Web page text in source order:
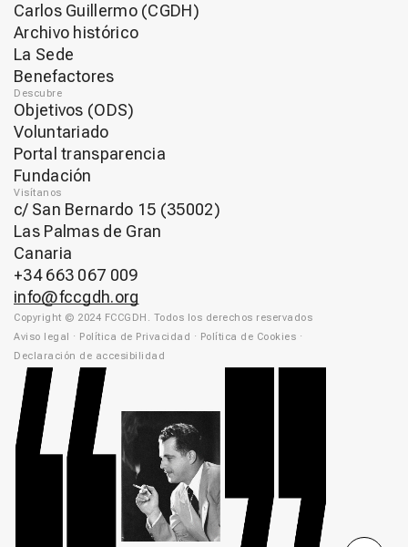
Carlos Guillermo (CGDH)
Archivo histórico
La Sede
Benefactores
Descubre
Objetivos (ODS)
Voluntariado
Portal transparencia
Fundación
Visítanos
c/ San Bernardo 15 (35002)
Las Palmas de Gran
Canaria
+34 663 067 009
info@fccgdh.org
Copyright © 2024 FCCGDH. Todos los derechos reservados
Aviso legal · Política de Privacidad · Política de Cookies ·
Declaración de accesibilidad